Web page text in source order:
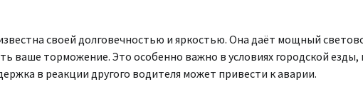
своей долговечностью и яркостью. Она даёт мощный
ваше торможение. Это особенно важно в условиях городской езды,
в реакции другого водителя может привести к аварии.